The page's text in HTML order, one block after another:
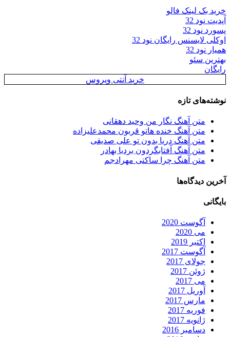
خرید بک لینک فالو
آپدیت نود 32
پسورد نود 32
اوکلی لایسنس رایگان نود 32
همیار نود 32
بهترین سئو
رایگان
خرید آنتی ویروس
نوشته‌های تازه
متن آهنگ نگار من وحید دهقانی
متن آهنگ خنده هاتو قربون محمدعلیزاده
متن آهنگ دریا بدون تو علی صدیقی
متن آهنگ آفتابگردون بردیا بهادر
متن آهنگ چرا ساکتی مهرادجم
آخرین دیدگاه‌ها
بایگانی
آگوست 2020
می 2020
اکتبر 2019
آگوست 2017
جولای 2017
ژوئن 2017
می 2017
آوریل 2017
مارس 2017
فوریه 2017
ژانویه 2017
دسامبر 2016